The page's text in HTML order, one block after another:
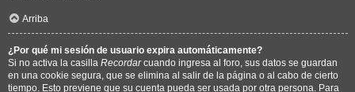
Arriba
¿Por qué mi sesión de usuario expira automáticamente?
Si no activa la casilla Recordarcuando ingresa al foro, sus datos se guardan
en una cookie segura, que se elimina al salir de la página o al cabo de cierto
tiempo. Esto previene que su cuenta pueda ser usada por otra persona. Para